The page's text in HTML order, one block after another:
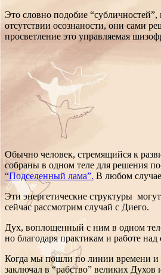
Это словно подобие
отсутствии осознаности, они сами
просветление это управляемая
Обычно человек, стремящийся к
собраны в одном теле для решения
“Подселенный лама”. В любом случае
Эти энергетические структуры
сейчас рассмотрим случай с Диего.
Дух, воплощенный с ним в одном
но благодаря практикам и работе
Когда мы пошли по линии времени и
заключал в “рабство” великих